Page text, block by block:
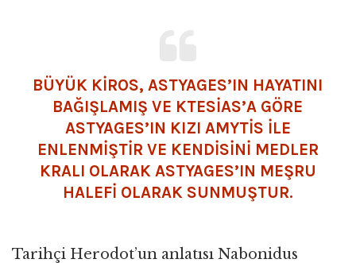
BÜYÜK KİROS, ASTYAGES’IN HAYATINI
BAĞIŞLAMIŞ VE KTESİAS’A GÖRE
ASTYAGES’IN KIZI AMYTİS İLE
ENLENMİŞTİR VE KENDİSİNİ MEDLER
KRALI OLARAK ASTYAGES’IN MEŞRU
HALEFİ OLARAK SUNMUŞTUR.
Tarihçi Herodot’un anlatısı Nabonidus